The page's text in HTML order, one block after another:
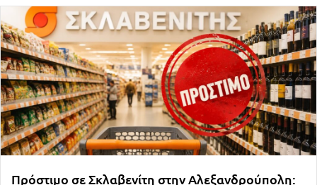
Πρόστιμο σε Σκλαβενίτη στην Αλεξανδρούπολη: